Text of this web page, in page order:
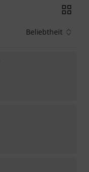
Beliebtheit